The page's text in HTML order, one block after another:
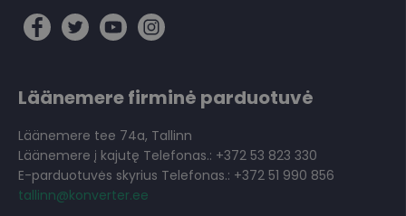
Läänemere firminė parduotuvė
Läänemere tee 74a, Tallinn
Läänemere į kajutę Telefonas.: +372 53 823 330
E-parduotuvės skyrius Telefonas.: +372 51 990 856
tallinn@konverter.ee